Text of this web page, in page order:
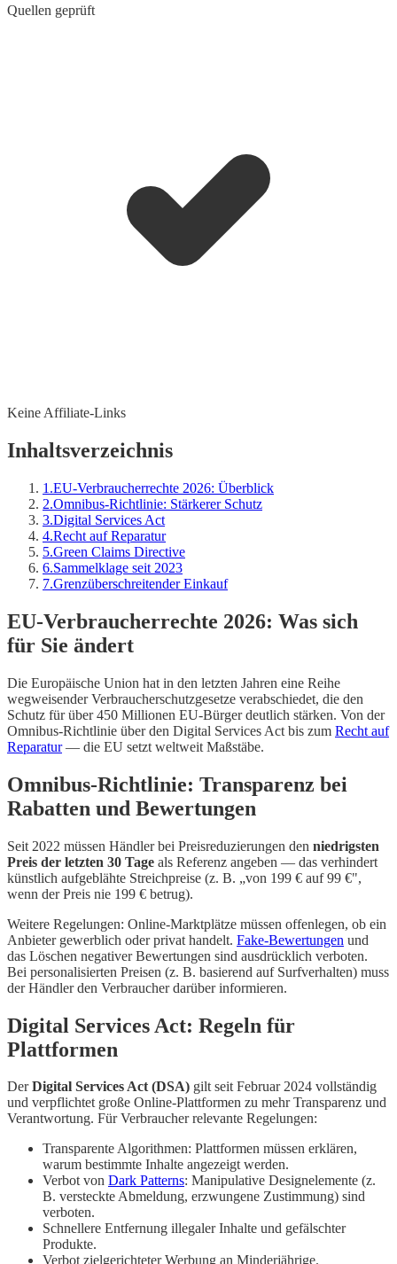
Quellen geprüft
Keine Affiliate-Links
Inhaltsverzeichnis
1 .EU-Verbraucherrechte 2026: Überblick
2.Omnibus-Richtlinie: Stärkerer Schutz
3.Digital Services Act
4.Recht auf Reparatur
5.Green Claims Directive
6.Sammelklage seit 2023
7.Grenzüberschreitender Einkauf
EU-Verbraucherrechte 2026: Was sich
für Sie ändert
Die Europäische Union hat in den letzten Jahren eine Reihe
wegweisender Verbraucherschutzgesetze verabschiedet, die den
Schutz für über 450 Millionen EU-Bürger deutlich stärken. Von der
Omnibus-Richtlinie über den Digital Services Act bis zum Recht auf
Reparatur— die EU setzt weltweit Maßstäbe.
Omnibus-Richtlinie: Transparenz bei
Rabatten und Bewertungen
Seit 2022 müssen Händler bei Preisreduzierungen den niedrigsten
Preis der letzten 30 Tage als Referenz angeben — das verhindert
künstlich aufgeblähte Streichpreise (z. B. „von 199 € auf 99 €",
wenn der Preis nie 199 € betrug).
Weitere Regelungen: Online-Marktplätze müssen offenlegen, ob ein
Anbieter gewerblich oder privat handelt. Fake-Bewertungen und
das Löschen negativer Bewertungen sind ausdrücklich verboten.
Bei personalisierten Preisen (z. B. basierend auf Surfverhalten) muss
der Händler den Verbraucher darüber informieren.
Digital Services Act: Regeln für
Plattformen
DerDigital Services Act (DSA) gilt seit Februar 2024 vollständig
und verpflichtet große Online-Plattformen zu mehr Transparenz und
Verantwortung. Für Verbraucher relevante Regelungen:
Transparente Algorithmen: Plattformen müssen erklären,
warum bestimmte Inhalte angezeigt werden.
Verbot von Dark Patterns: Manipulative Designelemente (z.
B. versteckte Abmeldung, erzwungene Zustimmung) sind
verboten.
Schnellere Entfernung illegaler Inhalte und gefälschter
Produkte.
Verbot zielgerichteter Werbung an Minderjährige.